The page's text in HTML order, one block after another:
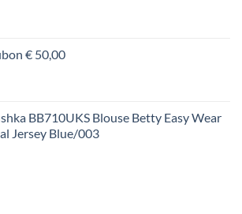
€ 50,00
BB710UKS Blouse Betty Easy Wear
Jersey Blue/003